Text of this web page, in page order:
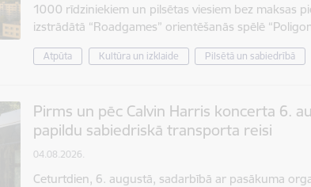
1000 rīdziniekiem un pilsētas viesiem bez maksas
izstrādātā “Roadgames” orientēšanās spēlē
Atpūta Kultūra un izklaide Pilsētā un sabiedrībā
Pirms un pēc Calvin Harris koncerta 6.
papildu sabiedriskā transporta reisi
04.08.2026.
Ceturtdien, 6. augustā, sadarbībā ar pasākuma